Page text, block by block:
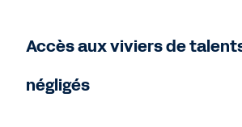
Accès aux viviers de
négligés